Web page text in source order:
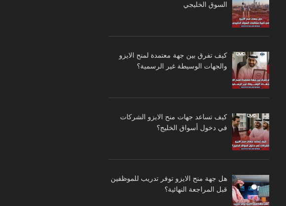
السوق الخليجي
كيف تفرق بين جهة معتمدة لمنح الايزو
والجهات الوسيطة غير الرسمية؟
كيف تساعد جهات منح الايزو الشركات
في دخول أسواق الخليج؟
هل جهة منح الايزو توفر تدريب للموظفين
قبل المراجعة النهائية؟